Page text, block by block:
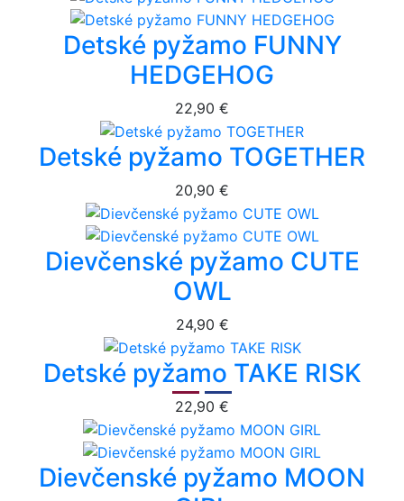
Detské pyžamo FUNNY
HEDGEHOG
22,90 €
Detské pyžamo TOGETHER
20,90 €
Dievčenské pyžamo CUTE
OWL
24,90 €
Detské pyžamo TAKE RISK
22,90 €
Dievčenské pyžamo MOON